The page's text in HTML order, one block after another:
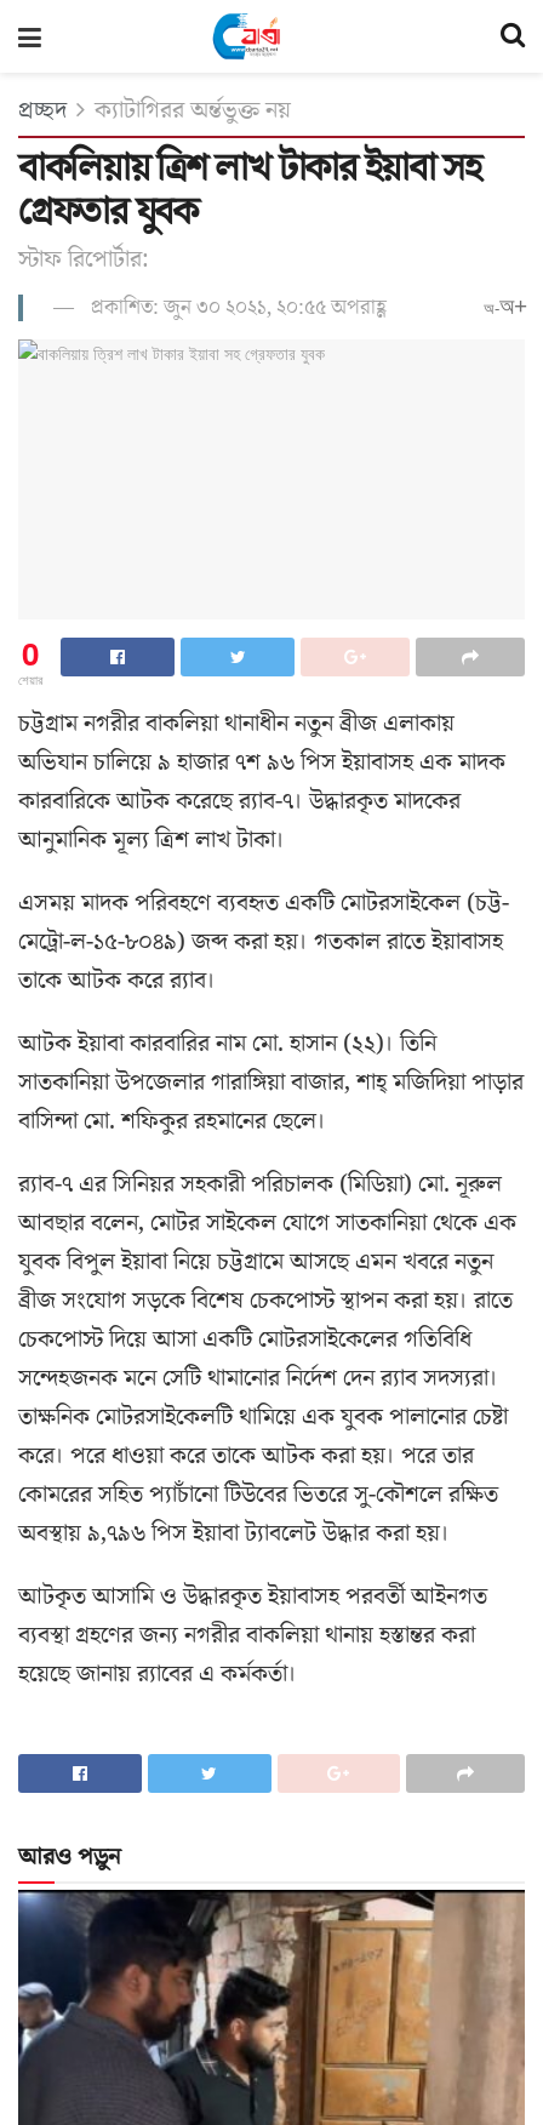
প্রচ্ছদ ক্যাটাগিরর অর্ন্তভুক্ত নয়
বাকলিয়ায় ত্রিশ লাখ টাকার ইয়াবা সহ
গ্রেফতার যুবক
স্টাফ রিপোর্টার:
প্রকাশিত: জুন ৩০ ২০২১, ২০:৫৫ অপরাহ্ণ অ-অ+
0
শেয়ার
চট্টগ্রাম নগরীর বাকলিয়া থানাধীন নতুন ব্রীজ এলাকায়
অভিযান চালিয়ে ৯ হাজার ৭শ ৯৬ পিস ইয়াবাসহ এক মাদক
কারবারিকে আটক করেছে র‌্যাব-৭। উদ্ধারকৃত মাদকের
আনুমানিক মূল্য ত্রিশ লাখ টাকা।
এসময় মাদক পরিবহণে ব্যবহৃত একটি মোটরসাইকেল (চট্ট-
মেট্রো-ল-১৫-৮০৪৯) জব্দ করা হয়। গতকাল রাতে ইয়াবাসহ
তাকে আটক করে র‌্যাব।
আটক ইয়াবা কারবারির নাম মো. হাসান (২২)। তিনি
সাতকানিয়া উপজেলার গারাঙ্গিয়া বাজার, শাহ্ মজিদিয়া পাড়ার
বাসিন্দা মো. শফিকুর রহমানের ছেলে।
র‌্যাব-৭ এর সিনিয়র সহকারী পরিচালক (মিডিয়া) মো. নূরুল
আবছার বলেন, মোটর সাইকেল যোগে সাতকানিয়া থেকে এক
যুবক বিপুল ইয়াবা নিয়ে চট্টগ্রামে আসছে এমন খবরে নতুন
ব্রীজ সংযোগ সড়কে বিশেষ চেকপোস্ট স্থাপন করা হয়। রাতে
চেকপোস্ট দিয়ে আসা একটি মোটরসাইকেলের গতিবিধি
সন্দেহজনক মনে সেটি থামানোর নির্দেশ দেন র‌্যাব সদস্যরা।
তাক্ষনিক মোটরসাইকেলটি থামিয়ে এক যুবক পালানোর চেষ্টা
করে। পরে ধাওয়া করে তাকে আটক করা হয়। পরে তার
কোমরের সহিত প্যাচাঁনো টিউবের ভিতরে সু-কৌশলে রক্ষিত
অবস্থায় ৯,৭৯৬ পিস ইয়াবা ট্যাবলেট উদ্ধার করা হয়।
আটকৃত আসামি ও উদ্ধারকৃত ইয়াবাসহ পরবর্তী আইনগত
ব্যবস্থা গ্রহণের জন্য নগরীর বাকলিয়া থানায় হস্তান্তর করা
হয়েছে জানায় র‌্যাবের এ কর্মকর্তা।
আরও পড়ুন